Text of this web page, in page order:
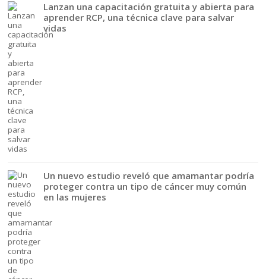
Lanzan una capacitación gratuita y abierta para
aprender RCP, una técnica clave para salvar
vidas
Un nuevo estudio reveló que amamantar podría
proteger contra un tipo de cáncer muy común
en las mujeres